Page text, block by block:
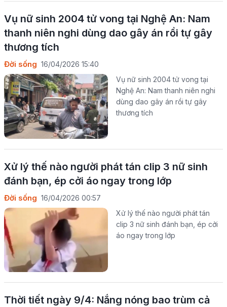
Vụ nữ sinh 2004 tử vong tại Nghệ An: Nam
thanh niên nghi dùng dao gây án rồi tự gây
thương tích
Đời sống 16/04/2026 15:40
Vụ nữ sinh 2004 tử vong tại
Nghệ An: Nam thanh niên nghi
dùng dao gây án rồi tự gây
thương tích
Xử lý thế nào người phát tán clip 3 nữ sinh
đánh bạn, ép cởi áo ngay trong lớp
Đời sống 16/04/2026 00:57
Xử lý thế nào người phát tán
clip 3 nữ sinh đánh bạn, ép cởi
áo ngay trong lớp
Thời tiết ngày 9/4: Nắng nóng bao trùm cả